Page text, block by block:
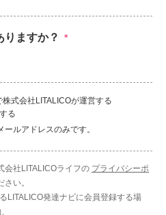
りますか？ *
式会社LITALICOが運営する
る
ルアドレスのみです。
会社LITALICOライフの プライバシーポ
い。
LITALICO発達ナビに会員登録する場
、